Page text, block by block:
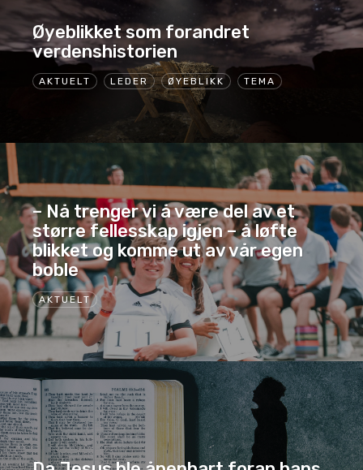
AKTUELT LEDER ØYEBLIKK TEMA
Øyeblikket som forandret
verdenshistorien
AKTUELT
– Nå trenger vi å være del av et
større fellesskap igjen – å løfte
blikket og komme ut av vår egen
boble